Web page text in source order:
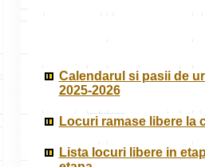
Calendarul si pasii de
2025-2026
Locuri ramase libere la
Lista locuri libere in